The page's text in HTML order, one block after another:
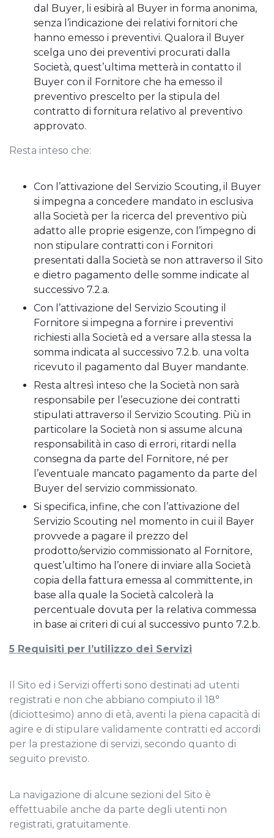
dal Buyer, li esibirà al Buyer in forma anonima,
senza l’indicazione dei relativi fornitori che
hanno emesso i preventivi. Qualora il Buyer
scelga uno dei preventivi procurati dalla
Società, quest’ultima metterà in contatto il
Buyer con il Fornitore che ha emesso il
preventivo prescelto per la stipula del
contratto di fornitura relativo al preventivo
approvato.
Resta inteso che:
Con l’attivazione del Servizio Scouting, il Buyer
si impegna a concedere mandato in esclusiva
alla Società per la ricerca del preventivo più
adatto alle proprie esigenze, con l’impegno di
non stipulare contratti con i Fornitori
presentati dalla Società se non attraverso il Sito
e dietro pagamento delle somme indicate al
successivo 7.2.a.
Con l’attivazione del Servizio Scouting il
Fornitore si impegna a fornire i preventivi
richiesti alla Società ed a versare alla stessa la
somma indicata al successivo 7.2.b. una volta
ricevuto il pagamento dal Buyer mandante.
Resta altresì inteso che la Società non sarà
responsabile per l’esecuzione dei contratti
stipulati attraverso il Servizio Scouting. Più in
particolare la Società non si assume alcuna
responsabilità in caso di errori, ritardi nella
consegna da parte del Fornitore, né per
l’eventuale mancato pagamento da parte del
Buyer del servizio commissionato.
Si specifica, infine, che con l’attivazione del
Servizio Scouting nel momento in cui il Bayer
provvede a pagare il prezzo del
prodotto/servizio commissionato al Fornitore,
quest’ultimo ha l’onere di inviare alla Società
copia della fattura emessa al committente, in
base alla quale la Società calcolerà la
percentuale dovuta per la relativa commessa
in base ai criteri di cui al successivo punto 7.2.b.
5 Requisiti per l’utilizzo dei Servizi
Il Sito ed i Servizi offerti sono destinati ad utenti
registrati e non che abbiano compiuto il 18°
(diciottesimo) anno di età, aventi la piena capacità di
agire e di stipulare validamente contratti ed accordi
per la prestazione di servizi, secondo quanto di
seguito previsto.
La navigazione di alcune sezioni del Sito è
effettuabile anche da parte degli utenti non
registrati, gratuitamente.